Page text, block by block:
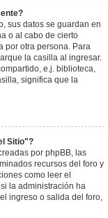
sus datos se guardan en
o al cabo de cierto
por otra persona. Para
la casilla al ingresar.
e.j. biblioteca,
significa que la
Sitio"?
por phpBB, las
recursos del foro y
como leer el
la administración ha
ingreso o salida del foro,